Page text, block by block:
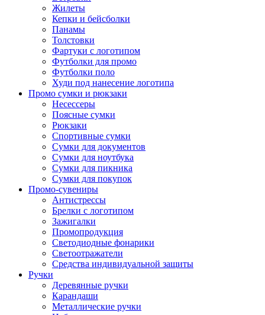
Жилеты
Кепки и бейсболки
Панамы
Толстовки
Фартуки с логотипом
Футболки для промо
Футболки поло
Худи под нанесение логотипа
Промо сумки и рюкзаки
Несессеры
Поясные сумки
Рюкзаки
Спортивные сумки
Сумки для документов
Сумки для ноутбука
Сумки для пикника
Сумки для покупок
Промо-сувениры
Антистрессы
Брелки с логотипом
Зажигалки
Промопродукция
Светодиодные фонарики
Светоотражатели
Средства индивидуальной защиты
Ручки
Деревянные ручки
Карандаши
Металлические ручки